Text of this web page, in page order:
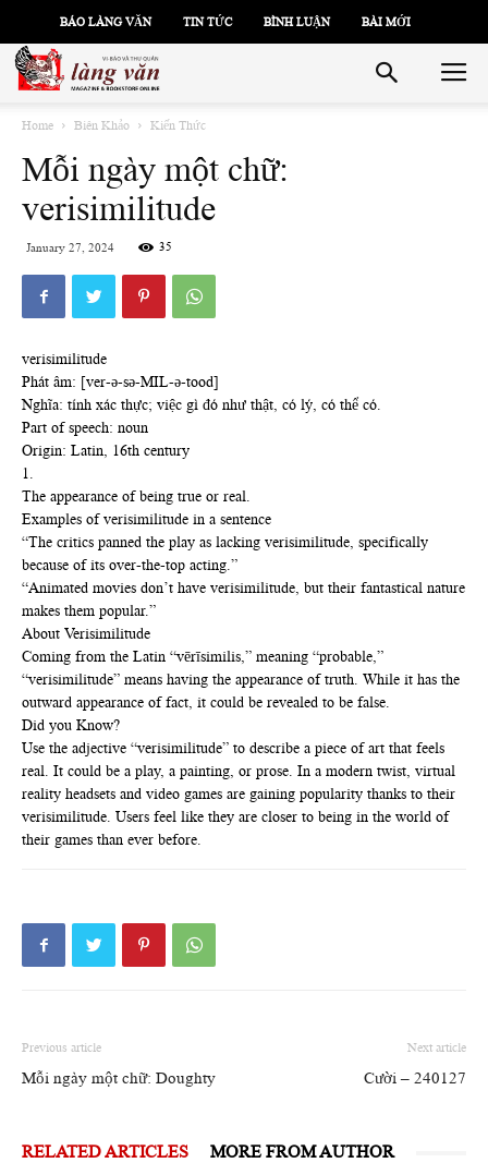
BÁO LÀNG VĂN TIN TỨC BÌNH LUẬN BÀI MỚI
Home Biên Khảo Kiến Thức
Mỗi ngày một chữ:
verisimilitude
January 27, 2024 35
verisimilitude
Phát âm: [ver-ə-sə-MIL-ə-tood]
Nghĩa: tính xác thực; việc gì đó như thật, có lý, có thể có.
Part of speech: noun
Origin: Latin, 16th century
1.
The appearance of being true or real.
Examples of verisimilitude in a sentence
“The critics panned the play as lacking verisimilitude, specifically
because of its over-the-top acting.”
“Animated movies don’t have verisimilitude, but their fantastical nature
makes them popular.”
About Verisimilitude
Coming from the Latin “vērīsimilis,” meaning “probable,”
“verisimilitude” means having the appearance of truth. While it has the
outward appearance of fact, it could be revealed to be false.
Did you Know?
Use the adjective “verisimilitude” to describe a piece of art that feels
real. It could be a play, a painting, or prose. In a modern twist, virtual
reality headsets and video games are gaining popularity thanks to their
verisimilitude. Users feel like they are closer to being in the world of
their games than ever before.
Previous article
Mỗi ngày một chữ: Doughty
Next article
Cười – 240127
RELATED ARTICLES MORE FROM AUTHOR